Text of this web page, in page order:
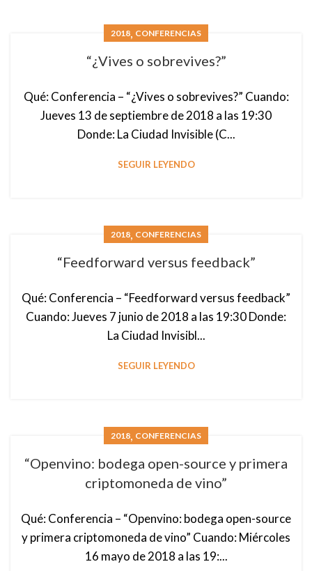
2018, CONFERENCIAS
“¿Vives o sobrevives?”
Qué: Conferencia – “¿Vives o sobrevives?” Cuando:
Jueves 13 de septiembre de 2018 a las 19:30
Donde: La Ciudad Invisible (C...
SEGUIR LEYENDO
2018, CONFERENCIAS
“Feedforward versus feedback”
Qué: Conferencia – “Feedforward versus feedback”
Cuando: Jueves 7 junio de 2018 a las 19:30 Donde:
La Ciudad Invisibl...
SEGUIR LEYENDO
2018, CONFERENCIAS
“Openvino: bodega open-source y primera
criptomoneda de vino”
Qué: Conferencia – “Openvino: bodega open-source
y primera criptomoneda de vino” Cuando: Miércoles
16 mayo de 2018 a las 19:...